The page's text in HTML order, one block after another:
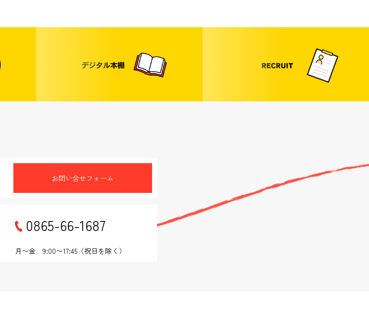
お問い合せフォーム
0865-66-1687
月〜金 9:00〜17:45（祝日を除く）